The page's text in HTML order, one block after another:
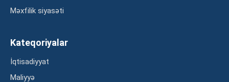
Məxfilik siyasəti
Kateqoriyalar
İqtisadiyyat
Maliyyə